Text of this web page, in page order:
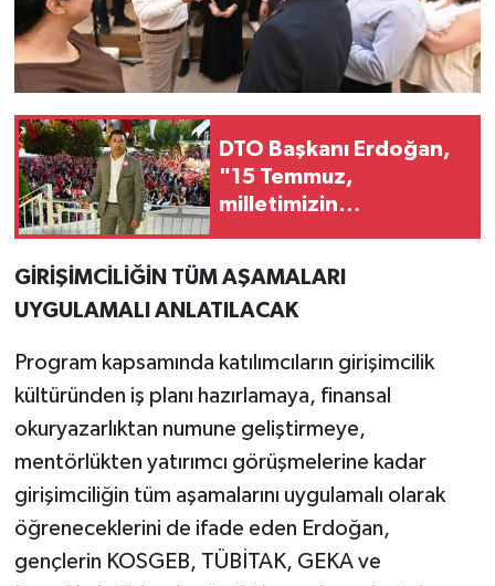
DTO Başkanı Erdoğan,
"15 Temmuz,
milletimizin
GİRİŞİMCİLİĞİN TÜM AŞAMALARI
UYGULAMALI ANLATILACAK
Program kapsamında katılımcıların girişimcilik
kültüründen iş planı hazırlamaya, finansal
okuryazarlıktan numune geliştirmeye,
mentörlükten yatırımcı görüşmelerine kadar
girişimciliğin tüm aşamalarını uygulamalı olarak
öğreneceklerini de ifade eden Erdoğan,
gençlerin KOSGEB, TÜBİTAK, GEKA ve